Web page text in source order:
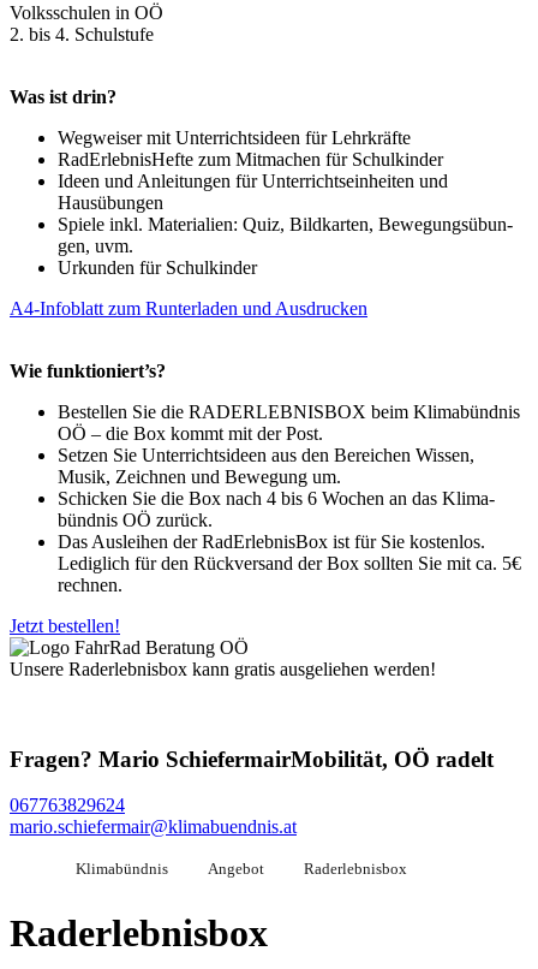
Volks­schu­len in OÖ
2. bis 4. Schulstufe
Was ist drin?
Weg­wei­ser mit Unter­richts­ideen für Lehrkräfte
Rad­Er­leb­nis­Hef­te zum Mit­ma­chen für Schulkinder
Ideen und Anlei­tun­gen für Unter­richts­ein­hei­ten und
Hausübungen
Spie­le inkl. Mate­ria­li­en: Quiz, Bild­kar­ten, Bewe­gungs­übun­
gen, uvm.
Urkun­den für Schul­kin­der
A4-Info­­­blatt zum Run­ter­la­den und Ausdrucken
Wie funktioniert’s?
Bestel­len Sie die RADERLEBNISBOX beim Kli­ma­bünd­nis
OÖ – die Box kommt mit der Post.
Set­zen Sie Unter­richts­ideen aus den Berei­chen Wis­sen,
Musik, Zeich­nen und Bewe­gung um.
Schi­cken Sie die Box nach 4 bis 6 Wochen an das Kli­ma­
bünd­nis OÖ zurück.
Das Aus­lei­hen derRad­Er­leb­nis­Box ist für Sie kos­ten­los.
Ledig­lich für den Rück­ver­sand der Box soll­ten Sie mit ca. 5€
rechnen.
Jetzt bestellen!
Unsere Raderlebnisbox kann gratis ausgeliehen werden!
Fragen? Mario SchiefermairMobilität, OÖ radelt
067763829624
mario.schiefermair@klimabuendnis.at
Klimabündnis Angebot Raderlebnisbox
Raderlebnisbox